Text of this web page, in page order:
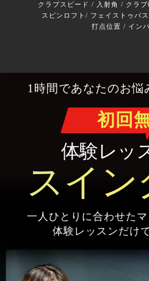
クラブスピード / 入射角 / クラ
スピンロフト/ フェイストゥパ
打点位置 / イン
1時間であなたのお
初回
体験レッ
スイン
一人ひとりに合わせた
体験レッスンだけ